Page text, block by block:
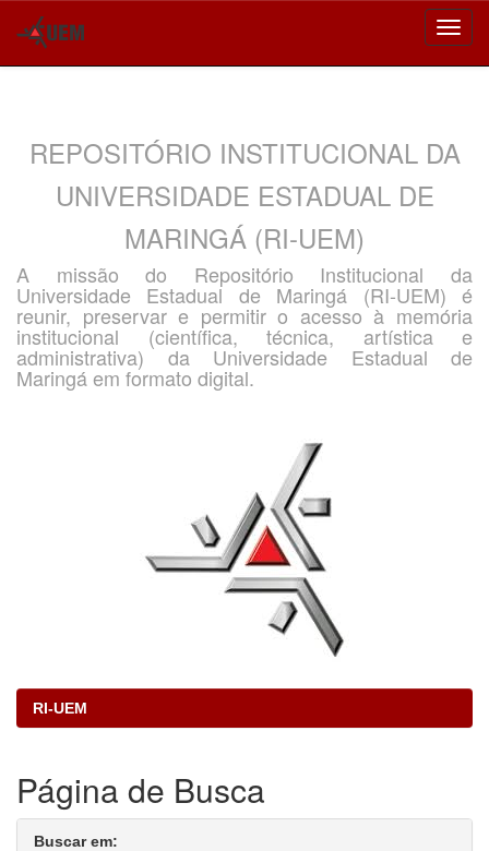
REPOSITÓRIO INSTITUCIONAL DA
UNIVERSIDADE ESTADUAL DE
MARINGÁ (RI-UEM)
A missão do Repositório Institucional da
Universidade Estadual de Maringá (RI-UEM) é
reunir, preservar e permitir o acesso à memória
institucional (científica, técnica, artística e
administrativa) da Universidade Estadual de
Maringá em formato digital.
RI-UEM
Página de Busca
Buscar em: